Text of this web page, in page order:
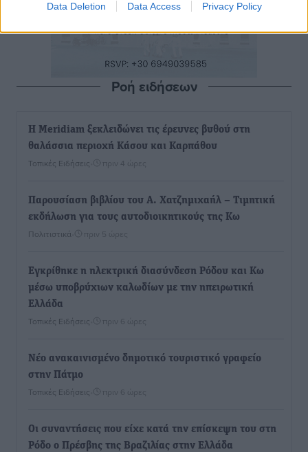
Data Deletion Data Access Privacy Policy
Ροή ειδήσεων
Η Meridiam ξεκλειδώνει τις έρευνες βυθού στη
θαλάσσια περιοχή Κάσου και Καρπάθου
Τοπικές Ειδήσεις πριν 4 ώρες
Παρουσίαση βιβλίου του Α. Χατζημιχαήλ – Τιμητική
εκδήλωση για τους αυτοδιοικητικούς της Κω
Πολιτιστικά πριν 5 ώρες
Εγκρίθηκε η ηλεκτρική διασύνδεση Ρόδου και Κω
μέσω υποβρύχιων καλωδίων με την ηπειρωτική
Ελλάδα
Τοπικές Ειδήσεις πριν 6 ώρες
Νέο ανακαινισμένο δημοτικό τουριστικό γραφείο
στην Πάτμο
Τοπικές Ειδήσεις πριν 6 ώρες
Οι συναντήσεις που είχε κατά την επίσκεψη του στη
Ρόδο ο Πρέσβης της Βραζιλίας στην Ελλάδα